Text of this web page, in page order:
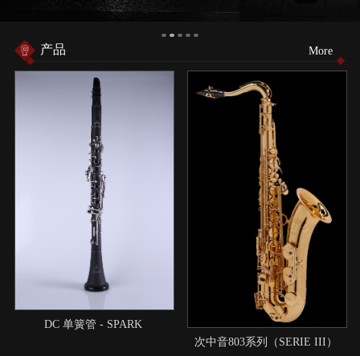
产品
DC 单簧管 - SPARK
次中音803系列（SERIE III）
More